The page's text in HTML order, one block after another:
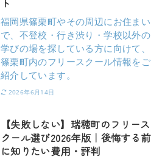
ト
福岡県篠栗町やその周辺にお住まい
で、不登校・行き渋り・学校以外の
学びの場を探している方に向けて、
篠栗町内のフリースクール情報をご
紹介しています。
2026年6月14日
【失敗しない】瑞穂町のフリース
クール選び2026年版｜後悔する前
に知りたい費用・評判